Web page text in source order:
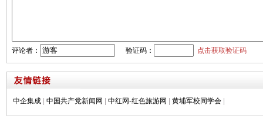
评论者： 验证码： 点击获取验证码
中企集成 中国共产党新闻网 中红网-红色旅游网 黄埔军校同学会